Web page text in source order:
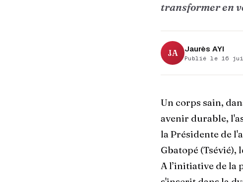
transformer en
JA Jaurès AYI
Publié le 16
Un corps sain,
avenir durable,
la Présidente de
Gbatopé
A l’initiative de la